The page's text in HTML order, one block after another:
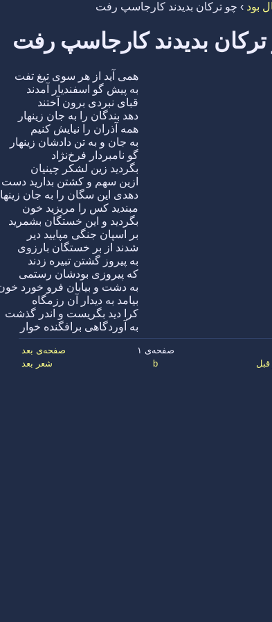
بود › چو ترکان بدیدند کارجاسپ رفت
بدیدند کارجاسپ رفت
همی آید از هر سوی تیغ تفت
به پیش گو اسفندیار آمدند
قبای نبردی برون آختند
دهد بندگان را به جان زینهار
همه آذران را نیایش کنیم
به جان و به تن دادشان زینهار
گو نامبردار فرخ‌نژاد
بگردید زین لشکر چینیان
ازین سهم و کشتن بدارید دست
دهدی این سگان را به جان
مبندید کس را مریزید خون
بگردید و این خستگان بشمرید
بر اسپان جنگی مپایید دیر
شدند از بر خستگان بارزوی
به پیروز گشتن تبیره زدند
که پیروزی بودشان رستمی
به دشت و بیابان فرو خورد
بیامد به دیدار آن رزمگاه
کرا دید بگریست و اندر گذشت
به آوردگاهی برافگنده خوار
صفحه‌ی ۱
صفحه‌ی بعد
b شعر بعد